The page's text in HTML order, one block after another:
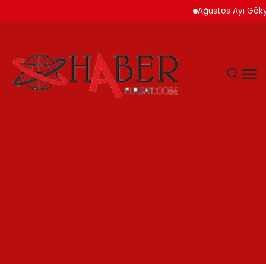
Ağustos Ayı